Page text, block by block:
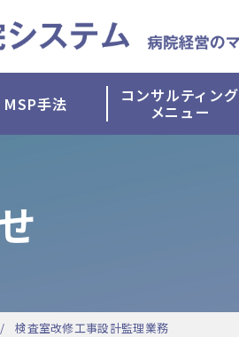
MSP手法 コンサルティング
メニュー
検査室改修工事設計監理業務